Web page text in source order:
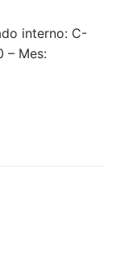
interno: C-
– Mes: